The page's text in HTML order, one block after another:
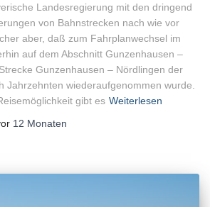
Landesregierung mit den dringend
von Bahnstrecken nach wie vor
aber, daß zum Fahrplanwechsel im
auf dem Abschnitt Gunzenhausen –
Gunzenhausen – Nördlingen der
Jahrzehnten wiederaufgenommen wurde.
gibt es Weiterlesen
12 Monaten